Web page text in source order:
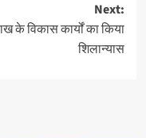
Next:
के विकास कार्यों का किया
शिलान्यास